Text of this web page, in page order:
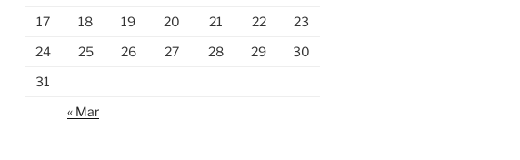
17
18 19 20 21 22
23
24
25 26 27 28 29
30
31
« Mar